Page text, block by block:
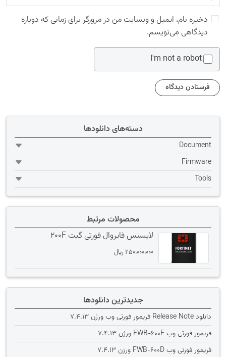
ذخیره نام، ایمیل و وبسایت من در مرورگر برای زمانی که دوباره
دیدگاهی می‌نویسم.
I'm not a robot
دسته‌های دانلودها
Document
Firmware
Tools
محصولات مرتبط
لایسنس فایروال فورتی گیت 200F
250،000،000 ﷼
جدیدترین دانلودها
دانلود Release Note فریمور فورتی وب ورژن 7.4.13
فریمور فورتی وب FWB-600E ورژن 7.4.13
فریمور فورتی وب FWB-600D ورژن 7.4.13